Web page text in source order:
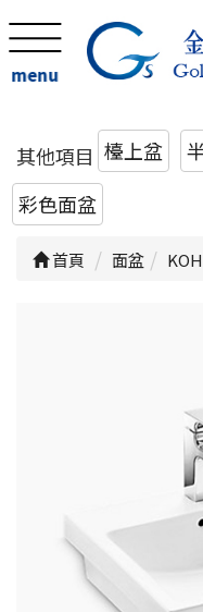
menu
其他項目 檯上盆
彩色面盆
首頁 面盆